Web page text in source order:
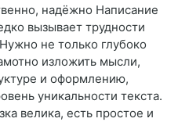
надёжно Написание
вызывает трудности
не только глубоко
изложить мысли,
и оформлению,
уникальности текста.
велика, есть простое и